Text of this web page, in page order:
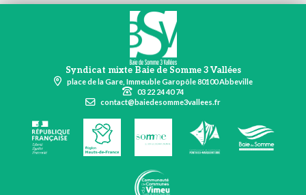
Syndicat mixte Baie de Somme 3 Vallées
place de la Gare, Immeuble Garopôle 80100 Abbeville
03 22 24 40 74
contact@baiedesomme3vallees.fr